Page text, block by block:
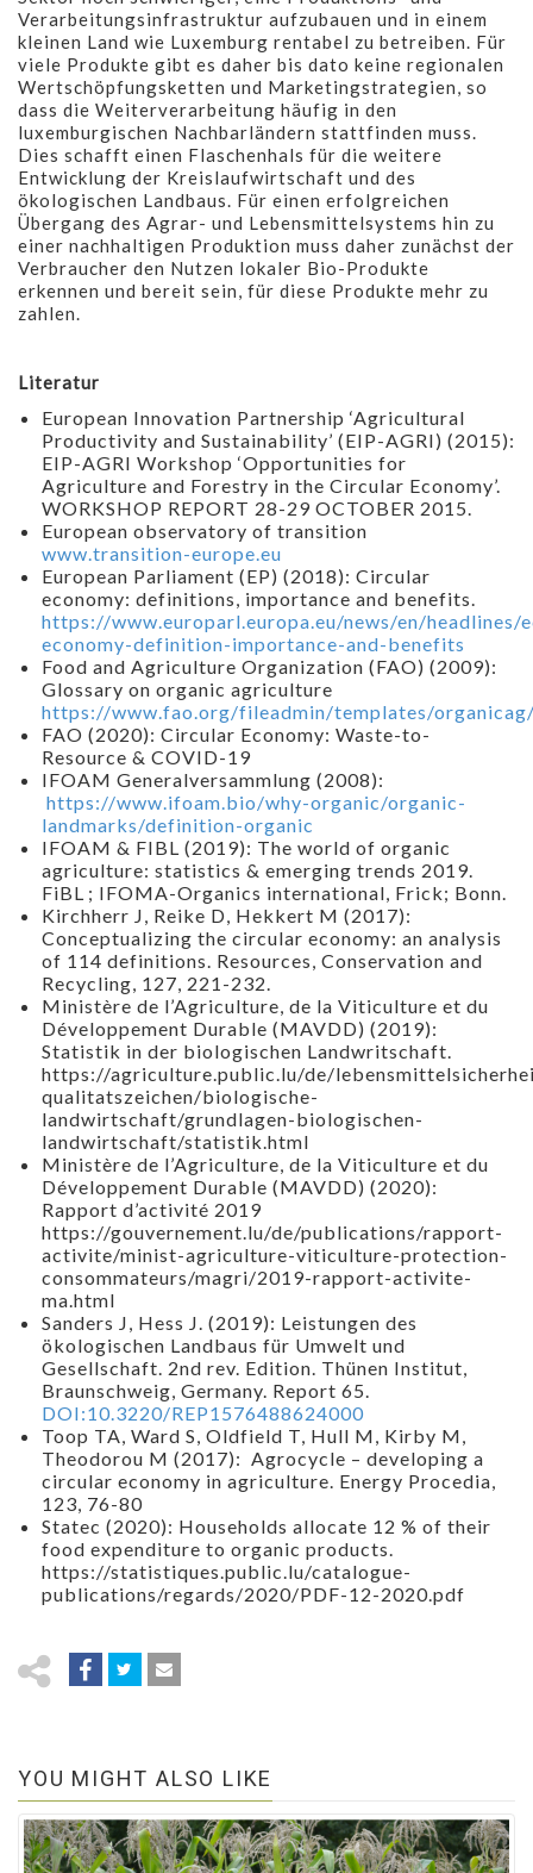
Verarbeitungsinfrastruktur aufzubauen und in einem
kleinen Land wie Luxemburg rentabel zu betreiben. Für
viele Produkte gibt es daher bis dato keine regionalen
Wertschöpfungsketten und Marketingstrategien, so
dass die Weiterverarbeitung häufig in den
luxemburgischen Nachbarländern stattfinden muss.
Dies schafft einen Flaschenhals für die weitere
Entwicklung der Kreislaufwirtschaft und des
ökologischen Landbaus. Für einen erfolgreichen
Übergang des Agrar- und Lebensmittelsystems hin zu
einer nachhaltigen Produktion muss daher zunächst der
Verbraucher den Nutzen lokaler Bio-Produkte
erkennen und bereit sein, für diese Produkte mehr zu
zahlen.
Literatur
European Innovation Partnership ‘Agricultural
Productivity and Sustainability’ (EIP-AGRI) (2015):
EIP-AGRI Workshop ‘Opportunities for
Agriculture and Forestry in the Circular Economy’.
WORKSHOP REPORT 28-29 OCTOBER 2015.
European observatory of transition
www.transition-europe.eu
European Parliament (EP) (2018): Circular
economy: definitions, importance and benefits.
https://www.europarl.europa.eu/news/en/
economy-definition-importance-and-benefits
Food and Agriculture Organization (FAO) (2009):
Glossary on organic agriculture
https://www.fao.org/fileadmin/templates/
FAO (2020): Circular Economy: Waste-to-
Resource & COVID-19
IFOAM Generalversammlung (2008):
https://www.ifoam.bio/why-organic/organic-
landmarks/definition-organic
IFOAM & FIBL (2019): The world of organic
agriculture: statistics & emerging trends 2019.
FiBL ; IFOMA-Organics international, Frick; Bonn.
Kirchherr J, Reike D, Hekkert M (2017):
Conceptualizing the circular economy: an analysis
of 114 definitions. Resources, Conservation and
Recycling, 127, 221-232.
Ministère de l’Agriculture, de la Viticulture et du
Développement Durable (MAVDD) (2019):
Statistik in der biologischen Landwritschaft.
https://agriculture.public.lu/de/
qualitatszeichen/biologische-
landwirtschaft/grundlagen-biologischen-
landwirtschaft/statistik.html
Ministère de l’Agriculture, de la Viticulture et du
Développement Durable (MAVDD) (2020):
Rapport d’activité 2019
https://gouvernement.lu/de/publications/rapport-
activite/minist-agriculture-viticulture-protection-
consommateurs/magri/2019-rapport-activite-
ma.html
Sanders J, Hess J. (2019): Leistungen des
ökologischen Landbaus für Umwelt und
Gesellschaft. 2nd rev. Edition. Thünen Institut,
Braunschweig, Germany. Report 65.
DOI:10.3220/REP1576488624000
Toop TA, Ward S, Oldfield T, Hull M, Kirby M,
Theodorou M (2017): Agrocycle – developing a
circular economy in agriculture. Energy Procedia,
123, 76-80
Statec (2020): Households allocate 12 % of their
food expenditure to organic products.
https://statistiques.public.lu/catalogue-
publications/regards/2020/PDF-12-2020.pdf
YOU MIGHT ALSO LIKE